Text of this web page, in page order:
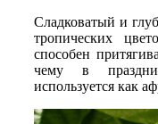
Сладковатый и
тропических
способен
чему в
используется как